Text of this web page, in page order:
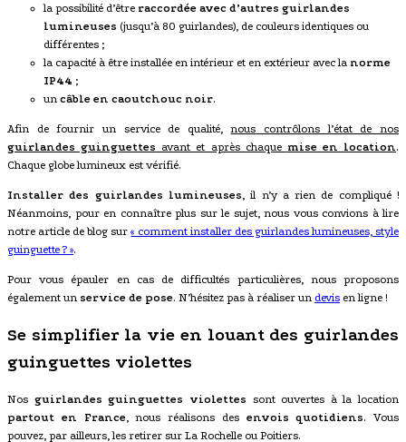
la possibilité d’être raccordée avec d’autres guirlandes
lumineuses (jusqu’à 80 guirlandes), de couleurs identiques ou
différentes ;
la capacité à être installée en intérieur et en extérieur avec la norme
IP44 ;
un câble en caoutchouc noir.
Afin de fournir un service de qualité,nous contrôlons l’état de nos
guirlandes guinguettes avant et après chaque mise en location.
Chaque globe lumineux est vérifié.
Installer des guirlandes lumineuses , il n’y a rien de compliqué !
Néanmoins, pour en connaître plus sur le sujet, nous vous convions à lire
notre article de blog sur« comment installer des guirlandes lumineuses, style
guinguette ? ».
Pour vous épauler en cas de difficultés particulières, nous proposons
également un service de pose. N’hésitez pas à réaliser un devis en ligne !
Se simplifier la vie en louant des guirlandes
guinguettes violettes
Nos guirlandes guinguettes violettes sont ouvertes à la location
partout en France, nous réalisons des envois quotidiens. Vous
pouvez, par ailleurs, les retirer sur La Rochelle ou Poitiers.